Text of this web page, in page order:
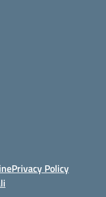
Privacy Policy